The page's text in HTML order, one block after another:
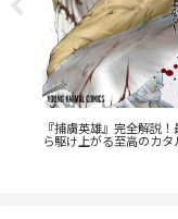
する転生ファン
るキヅタ』完全
『オサナ
だの三角
巻くセ